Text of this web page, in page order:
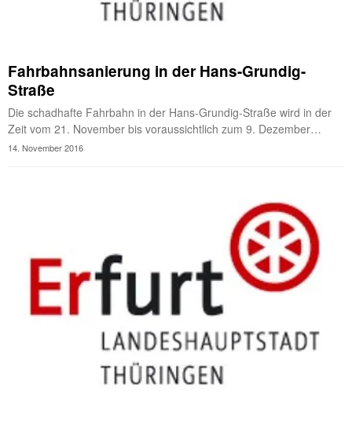
Fahrbahnsanierung in der Hans-Grundig-
Straße
Die schadhafte Fahrbahn in der Hans-Grundig-Straße wird in der
Zeit vom 21. November bis voraussichtlich zum 9. Dezember…
14. November 2016